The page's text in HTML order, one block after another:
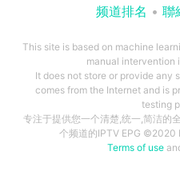
频道排名 • 聯
This site is based on machine
manual intervention
It does not store or provide any
comes from the Internet and is
testing
专注于提供您一个清楚,统一,简洁的
个频道的IPTV EPG ©2020
Terms of use